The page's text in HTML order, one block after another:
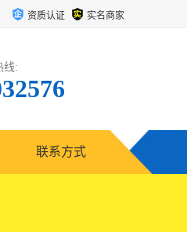
资质认证 实名商家
线:
联系方式